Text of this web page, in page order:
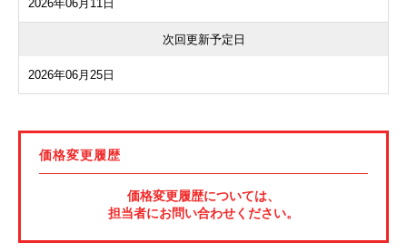
2026年06月11日
次回更新予定日
2026年06月25日
価格変更履歴
価格変更履歴については、
担当者にお問い合わせください。